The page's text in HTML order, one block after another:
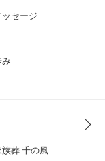
ッセージ
み
族葬 千の風